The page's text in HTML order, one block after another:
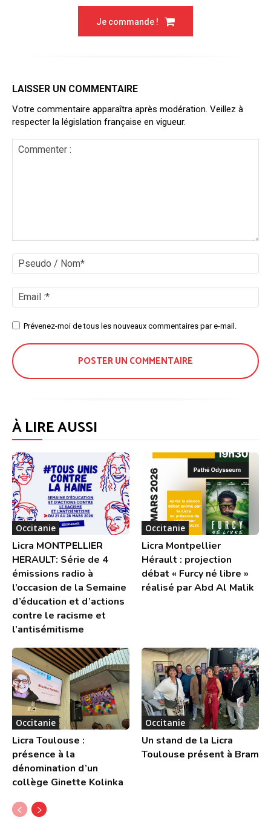
Je commande !
LAISSER UN COMMENTAIRE
Votre commentaire apparaîtra après modération. Veillez à
respecter la législation française en vigueur.
/
:*
SitePrévenez-moi de tous les nouveaux commentaires par e-mail.
À LIRE AUSSI
Occitanie
Licra MONTPELLIER
HERAULT: Série de 4
émissions radio à
l’occasion de la Semaine
d’éducation et d’actions
contre le racisme et
l’antisémitisme
Occitanie
Licra Montpellier
Hérault : projection
débat « Furcy né libre »
réalisé par Abd Al Malik
Occitanie
Licra Toulouse :
présence à la
dénomination d’un
collège Ginette Kolinka
Occitanie
Un stand de la Licra
Toulouse présent à Bram